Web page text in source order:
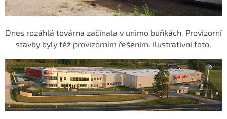
Dnes rozáhlá továrna začínala v unimo buňkách. Provizorní
stavby byly též provizorním řešením. Ilustrativní foto.